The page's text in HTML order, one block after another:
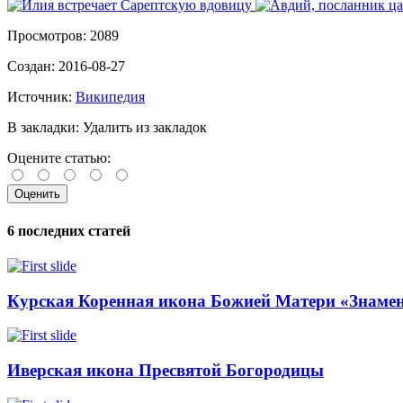
Просмотров: 2089
Создан: 2016-08-27
Источник: Википедия
В закладки: Удалить из закладок
Оцените статью:
6 последних статей
Курская Коренная икона Божией Матери
Иверская икона Пресвятой Богородицы